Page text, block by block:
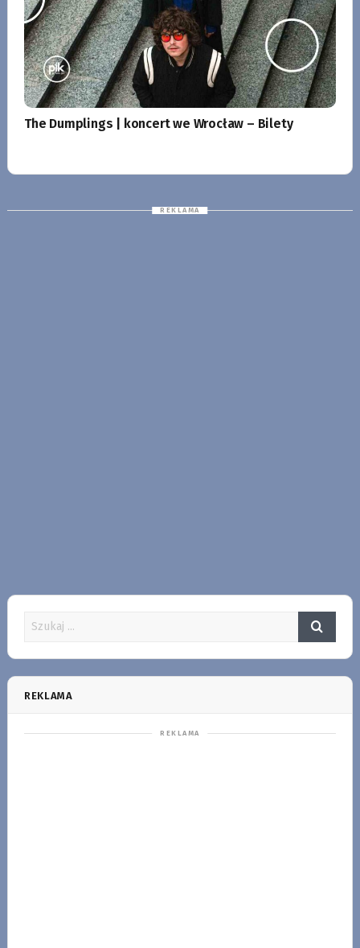
The Dumplings | koncert we Wrocław – Bilety
REKLAMA